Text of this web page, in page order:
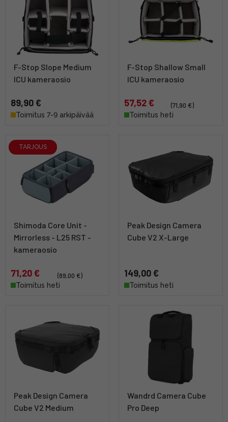
F-Stop Slope Medium
ICU kameraosio
89,90 €
Toimitus 7-9 arkipäivää
F-Stop Shallow Small
ICU kameraosio
57,52 €
(71,90 €)
Toimitus heti
TARJOUS
Shimoda Core Unit -
Mirrorless - L25 RST -
kameraosio
71,20 €
(89,00 €)
Toimitus heti
Peak Design Camera
Cube V2 X-Large
149,00 €
Toimitus heti
Peak Design Camera
Cube V2 Medium
Wandrd Camera Cube
Pro Deep